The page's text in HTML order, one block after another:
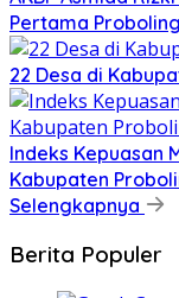
Pertama
22 Desa di
Indeks Kepuasan
Kabupaten
Selengkapnya
Berita Populer